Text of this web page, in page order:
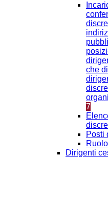
che
7
Posti
Dirigenti